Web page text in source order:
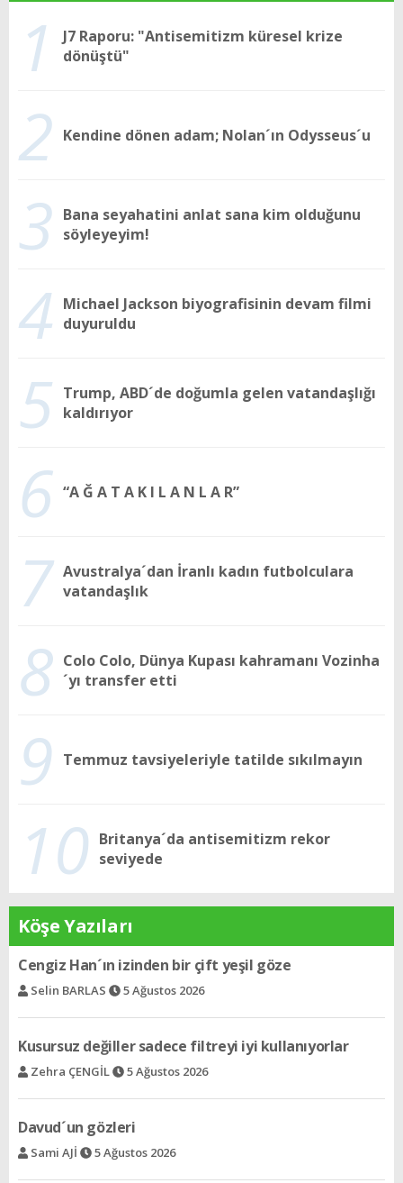
1
J7 Raporu: "Antisemitizm küresel krize
dönüştü"
2 Kendine dönen adam; Nolan´ın Odysseus´u
3 Bana seyahatini anlat sana kim olduğunu
söyleyeyim!
4 Michael Jackson biyografisinin devam filmi
duyuruldu
5 Trump, ABD´de doğumla gelen vatandaşlığı
kaldırıyor
6 “A Ğ A T A K I L A N L A R”
7 Avustralya´dan İranlı kadın futbolculara
vatandaşlık
8 Colo Colo, Dünya Kupası kahramanı Vozinha
´yı transfer etti
9 Temmuz tavsiyeleriyle tatilde sıkılmayın
10 Britanya´da antisemitizm rekor
seviyede
Köşe Yazıları
Kusursuz değiller sadece filtreyi iyi kullanıyorlar
Zehra ÇENGİL 5 Ağustos 2026
Davud´un gözleri
Sami AJİ 5 Ağustos 2026
Ortak dil: Müzik
Riva DUVENYAZ 5 Ağustos 2026